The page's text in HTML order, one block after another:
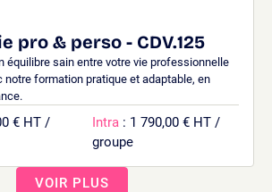
pro & perso - CDV.125
équilibre sain entre votre vie professionnelle
notre formation pratique et adaptable, en
€ HT /
Intra : 1 790,00 € HT /
groupe
VOIR PLUS